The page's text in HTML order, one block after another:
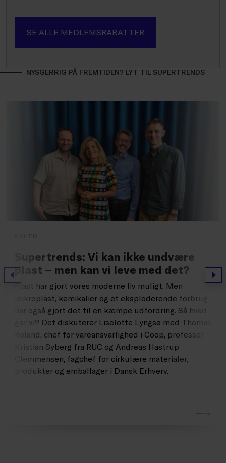
SE ALLE MEDLEMSRABATTER
NYSGERRIG PÅ FREMTIDEN? LYT TIL SUPERTRENDS
Forrige
Supertrends: Vi kan ikke undvære
plast – men kan vi leve med det?
Plast har gjort vores moderne liv muligt. Men
mikroplast, kemikalier og et eksploderende forbrug
har også gjort det til en kæmpe udfordring. Så hvad
gør vi? Det diskuterer Liselotte Lyngsø med Thomas
Roland, chef for vareansvarlighed i Coop, professor
Kristian Syberg fra RUC og Andreas Hastrup
Clemmensen, fagchef for cirkulære materialer,
produkter og emballager i Dansk Erhverv.